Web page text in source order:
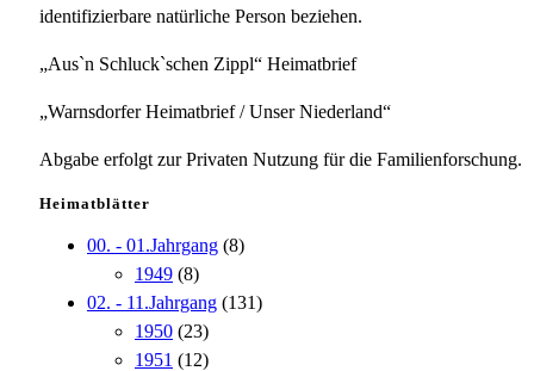
identifizierbare natürliche Person beziehen.
„Aus`n Schluck`schen Zippl“ Heimatbrief
„Warnsdorfer Heimatbrief / Unser Niederland“
Abgabe erfolgt zur Privaten Nutzung für die Familienforschung.
Heimatblätter
00. - 01.Jahrgang (8)
1949 (8)
02. - 11.Jahrgang (131)
1950 (23)
1951 (12)